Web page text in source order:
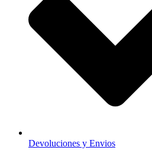
Devoluciones y Envios